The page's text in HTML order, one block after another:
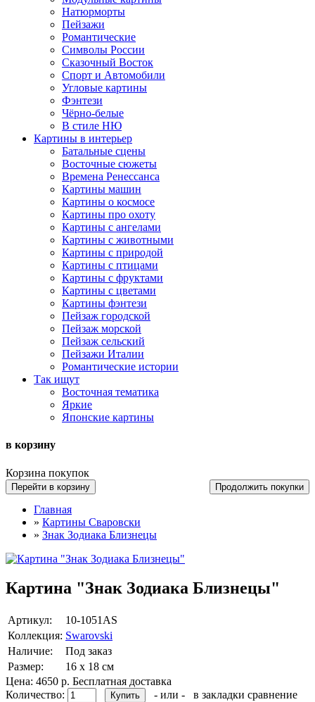
Натюрморты
Пейзажи
Романтические
Символы России
Сказочный Восток
Спорт и Автомобили
Угловые картины
Фэнтези
Чёрно-белые
В стиле НЮ
Картины в интерьер
Батальные сцены
Восточные сюжеты
Времена Ренессанса
Картины машин
Картины о космосе
Картины про охоту
Картины с ангелами
Картины с животными
Картины с природой
Картины с птицами
Картины с фруктами
Картины с цветами
Картины фэнтези
Пейзаж городской
Пейзаж морской
Пейзаж сельский
Пейзажи Италии
Романтические истории
Так ищут
Восточная тематика
Яркие
Японские картины
в корзину
Корзина покупок
Перейти в корзину Продолжить покупки
Главная
» Картины Сваровски
» Знак Зодиака Близнецы
Картина "Знак Зодиака Близнецы"
Артикул:
10-1051AS
Коллекция: Swarovski
Наличие:
Под заказ
Размер:
16 х 18 см
Цена: 4650 р. Бесплатная доставка
Количество:
- или - в закладки сравнение